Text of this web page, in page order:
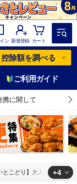
ン 新規登録 カート
控除額を調べる
ご利用ガイド
携に関して
とこどり】大人気くだも
+4